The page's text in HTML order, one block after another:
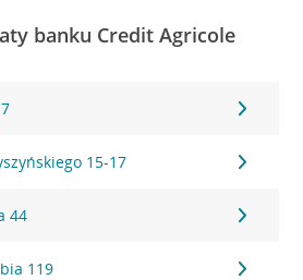
banku Credit Agricole
15-17
44
119